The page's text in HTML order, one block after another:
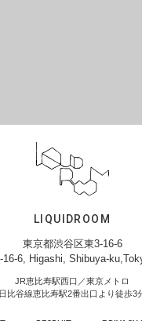
LIQUIDROOM
東京都渋谷区東3-16-6
16-6, Higashi, Shibuya-
JR恵比寿駅西口／東京メトロ
日比谷線恵比寿駅2番出口より徒歩3